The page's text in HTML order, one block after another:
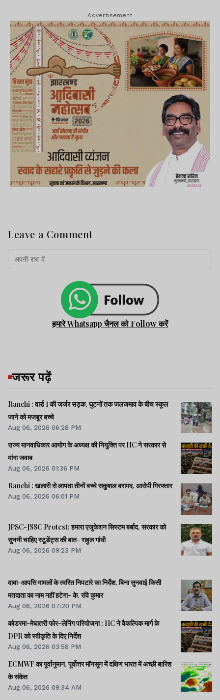
Advertisement
Leave a Comment
हमारे Whatsapp चैनल को Follow करें
जरूर पढ़ें
Ranchi : वार्ड 1 की जर्जर सड़क, घुटनों तक जलजमाव के बीच स्कूल
जाने को मजबूर बच्चे
Aug 06, 2026 06:28 PM
राज्य मानवाधिकार आयोग के अध्यक्ष की नियुक्ति पर HC ने सरकार से
मांगा जवाब
Aug 06, 2026 01:36 PM
Ranchi : खलारी से लापता तीनों बच्चे सकुशल बरामद, आरोपी गिरफ्तार
Aug 06, 2026 06:01 PM
JPSC-JSSC Protest: हमारा एजुकेशन सिस्टम बर्बाद, सरकार को
सुननी चाहिए स्टूडेंट्स की बात- राहुल गांधी
Aug 06, 2026 09:23 PM
दावा-आपत्ति मामलों के त्वरित निपटारे का निर्देश, बिना सुनवाई किसी
मतदाता का नाम नहीं हटेगा- के. रवि कुमार
Aug 06, 2026 07:20 PM
कोडरमा-मेघातरी फोर-लेनिंग परियोजना : HC ने वैकल्पिक मार्ग के
DPR को स्वीकृति के दिए निर्देश
Aug 06, 2026 03:58 PM
ECMWF का पूर्वानुमान, पूर्वोत्तर मॉनसून में दक्षिण भारत में अच्छी बारिश
के संकेत
Aug 06, 2026 09:34 AM